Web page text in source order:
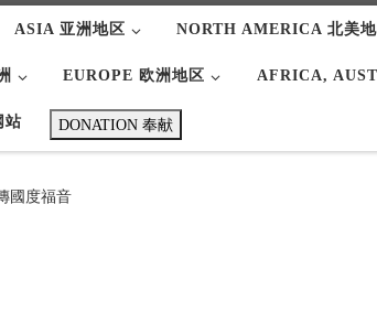
ASIA 亚洲地区 NORTH AMERICA 北美
EUROPE 欧洲地区 AFRICA,
站 DONATION 奉献
國度福音